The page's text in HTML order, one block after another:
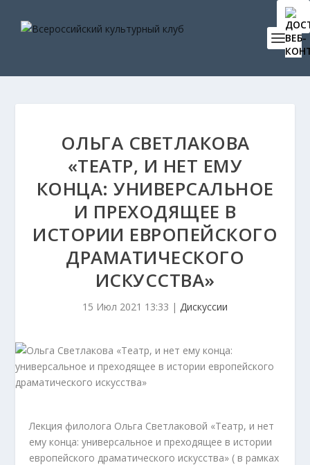
ОЛЬГА СВЕТЛАКОВА
«ТЕАТР, И НЕТ ЕМУ
КОНЦА: УНИВЕРСАЛЬНОЕ
И ПРЕХОДЯЩЕЕ В
ИСТОРИИ ЕВРОПЕЙСКОГО
ДРАМАТИЧЕСКОГО
ИСКУССТВА»
15 Июл 2021 13:33 | Дискуссии
Лекция филолога Ольга Светлаковой «Театр, и нет
ему конца: универсальное и преходящее в истории
европейского драматического искусства» ( в рамках